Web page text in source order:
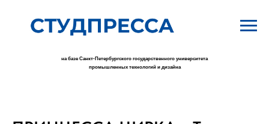
на базе Санкт-Петербургского государственного университета
промышленных технологий и дизайна